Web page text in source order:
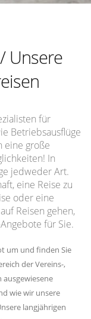
/ Unsere
für
Betriebsausflüge
eine große
In
jedweder Art.
eine Reise zu
oder eine
Reisen gehen,
für Sie.
um und finden Sie
der Vereins-,
wie wir unsere
langjährigen